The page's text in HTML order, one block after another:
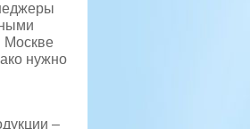
Москве
нужно
–